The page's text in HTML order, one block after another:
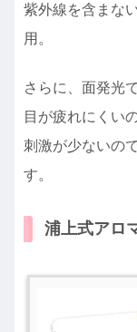
紫外線を含まな
用。
さらに、面発光
目が疲れにくい
刺激が少ないの
す。
浦上式アロ